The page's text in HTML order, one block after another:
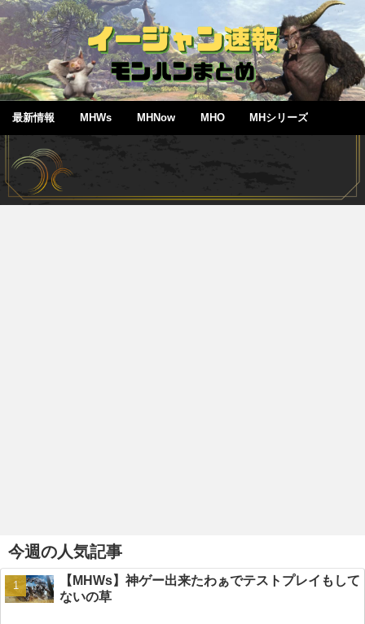
最新情報 MHWs MHNow MHO MHシリーズ
今週の人気記事
【MHWs】神ゲー出来たわぁでテストプレイもして
ないの草